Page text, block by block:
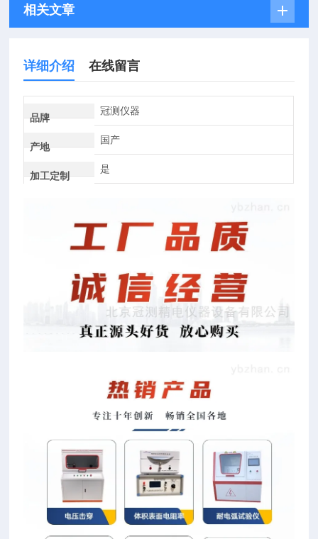
相关文章
详细介绍 在线留言
品牌
冠测仪器
产地
国产
加工定制
是